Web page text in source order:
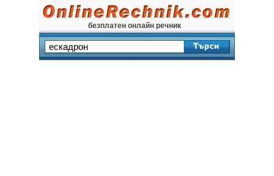
безплатен онлайн речник